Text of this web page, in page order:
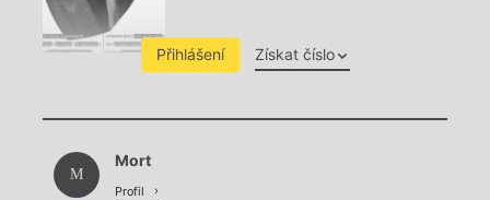
Přihlášení Získat číslo
Chviličku.
M
Mort
Profil